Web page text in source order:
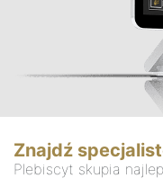
Znajdź
Plebiscyt skupia